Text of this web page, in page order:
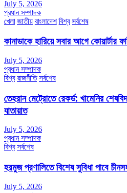
July 5, 2026
প্রধান সম্পাদক
খেলা জাতীয় বাংলাদেশ বিশ্ব সর্বশেষ
কানাডাকে হারিয়ে সবার আগে কোয়ার্টার
July 5, 2026
প্রধান সম্পাদক
বিশ্ব রাজনীতি সর্বশেষ
তেহরান মেট্রোতে রেকর্ড: খামেনির
যাতায়াত
July 5, 2026
প্রধান সম্পাদক
বিশ্ব সর্বশেষ
হরমুজ প্রণালিতে বিশেষ সুবিধা পাবে
July 5, 2026